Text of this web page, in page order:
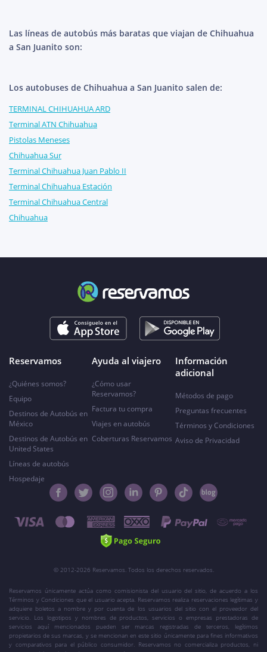
Las líneas de autobús más baratas que viajan de Chihuahua
a San Juanito son:
Los autobuses de Chihuahua a San Juanito salen de:
TERMINAL CHIHUAHUA ARD
Terminal ATN Chihuahua
Pistolas Meneses
Chihuahua Sur
Terminal Chihuahua Juan Pablo II
Terminal Chihuahua Estación
Terminal Chihuahua Central
Chihuahua
Reservamos
¿Quiénes somos?
Equipo
Destinos de Autobús en
México
Destinos de Autobús en
United States
Líneas de autobús
Hospedaje
Ayuda al viajero
¿Cómo usar
Reservamos?
Factura tu compra
Viajes en autobús
Coberturas Reservamos
Información
adicional
Métodos de pago
Preguntas frecuentes
Términos y Condiciones
Aviso de Privacidad
© 2012-2026 Reservamos. Todos los derechos reservados.
Reservamos únicamente actúa como comisionista del usuario del sitio, de acuerdo a los
Términos y Condiciones que el usuario acepta. Reservamos realiza reservaciones legítimas y
adquiere boletos a nombre y por cuenta de los usuarios del sitio con el proveedor del
servicio. Los logotipos y nombres de productos, servicios o empresas prestadoras de
servicios aquí mencionados pueden ser marcas registradas de terceros, legítimos
propietarios de sus marcas, y se mencionan en este sitio únicamente para fines informativos
y comparativos para el público consumidor. Reservamos no comercializa productos, ni